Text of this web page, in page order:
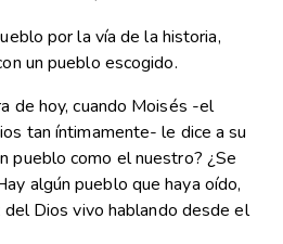
por la vía de la historia,
un pueblo escogido.
de hoy, cuando Moisés -el
tan íntimamente- le dice a su
pueblo como el nuestro? ¿Se
algún pueblo que haya oído,
Dios vivo hablando desde el